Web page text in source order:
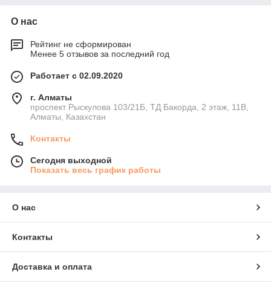
О нас
Рейтинг не сформирован
Менее 5 отзывов за последний год
Работает с 02.09.2020
г. Алматы
проспект Рыскулова 103/21Б, ТД Бакорда, 2 этаж, 11В,
Алматы, Казахстан
Контакты
Сегодня выходной
Показать весь график работы
О нас
Контакты
Доставка и оплата